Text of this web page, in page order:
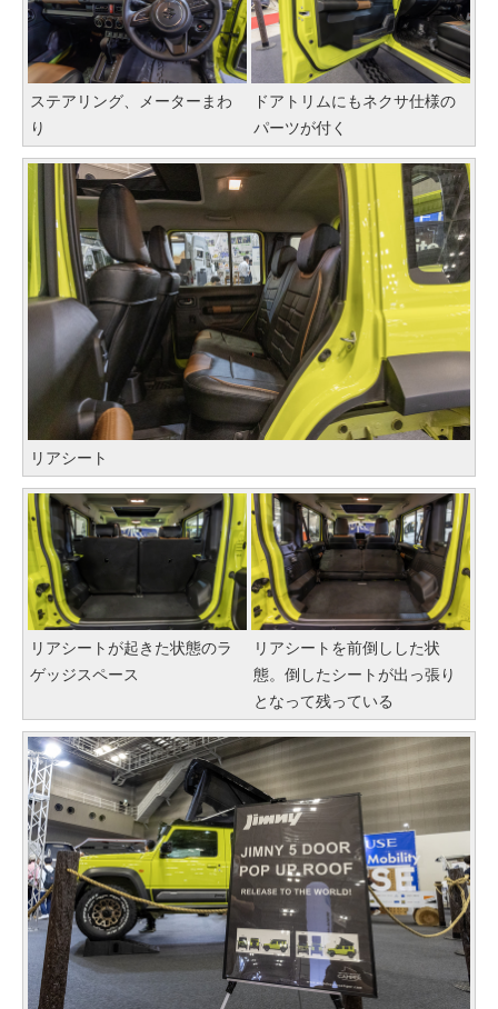
ステアリング、メーターまわ
り
ドアトリムにもネクサ仕様の
パーツが付く
リアシート
リアシートが起きた状態のラ
ゲッジスペース
リアシートを前倒しした状
態。倒したシートが出っ張り
となって残っている